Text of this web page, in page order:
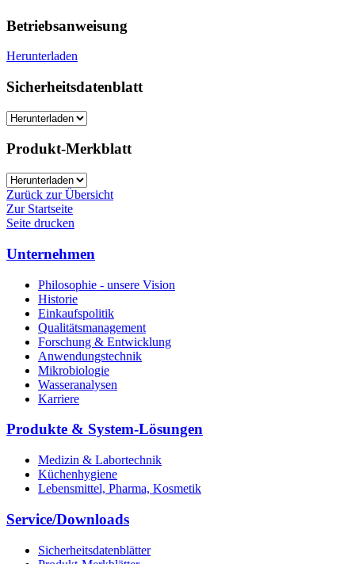
Betriebsanweisung
Herunterladen
Sicherheitsdatenblatt
Produkt-Merkblatt
Zurück zur Übersicht
Zur Startseite
Seite drucken
Unternehmen
Philosophie - unsere Vision
Historie
Einkaufspolitik
Qualitätsmanagement
Forschung & Entwicklung
Anwendungstechnik
Mikrobiologie
Wasseranalysen
Karriere
Produkte & System-Lösungen
Medizin & Labortechnik
Küchenhygiene
Lebensmittel, Pharma, Kosmetik
Service/Downloads
Sicherheitsdatenblätter